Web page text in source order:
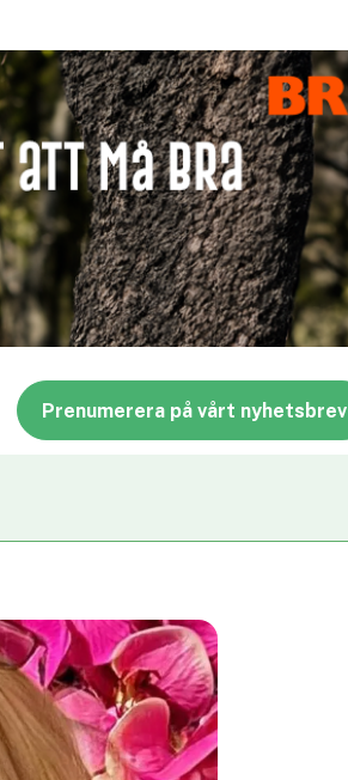
Prenumerera på vårt nyhetsbrev